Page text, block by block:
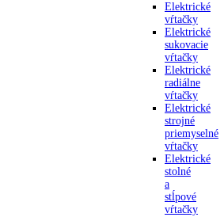
Elektrické
vŕtačky
Elektrické
sukovacie
vŕtačky
Elektrické
radiálne
vŕtačky
Elektrické
strojné
priemyselné
vŕtačky
Elektrické
stolné
a
stĺpové
vŕtačky